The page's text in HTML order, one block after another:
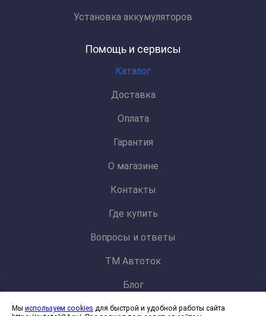
Установка аккумуляторов
Помощь и сервисы
Каталог
Доставка
Оплата
Гарантия
О магазине
Контакты
Где купить
Вопросы и ответы
ТМ Автоток
Блог
Политика конфиденциальности и обработки персональных данных
Мы используем cookies для быстрой и удобной работы сайта